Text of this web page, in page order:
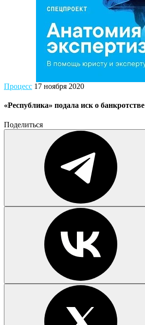
Процесс 17 ноября 2020
«Республика» подала иск о банкротстве
Поделиться